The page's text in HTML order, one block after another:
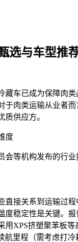
选与车型推
车已成为保障肉
肉类运输从业者
供应方。
度
等机构发布的行
直接关系到运输过
度稳定性是关键。
XPS挤塑聚苯板
航里程（需考虑打